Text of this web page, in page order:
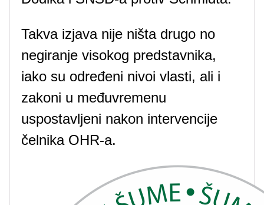
Takva izjava nije ništa drugo no
negiranje visokog predstavnika,
iako su određeni nivoi vlasti, ali i
zakoni u međuvremenu
uspostavljeni nakon intervencije
čelnika OHR-a.